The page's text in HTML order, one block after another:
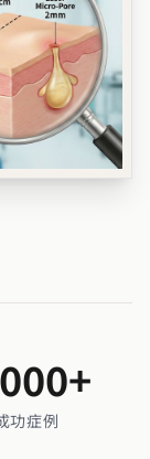
+
功症例